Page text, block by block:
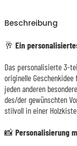
Beschreibung
🥂 Ein
Das personalisierte 3-
originelle
jeden anderen
des/der gewünschten
stilvoll in einer
📸Personalisierung